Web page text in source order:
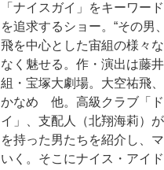
「ナイスガイ」をキーワー
を追求するショー。“その男
飛を中心とした宙組の様々
なく魅せる。作・演出は藤
組・宝塚大劇場。大空祐飛
かなめ 他。 高級クラブ「
イ」、支配人（北翔海莉）
を持った男たちを紹介し、
いく。そこにナイス・アイ